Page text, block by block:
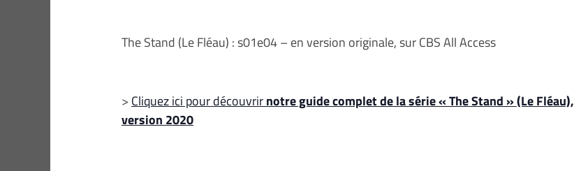
The Stand (Le Fléau) : s01e04 – en version originale, sur CBS All Access
> Cliquez ici pour découvrirnotre guide complet de la série « The Stand » (Le Fléau),
version 2020